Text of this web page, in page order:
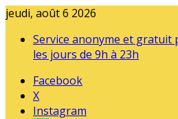
jeudi, août 6 2026
Service anonyme et gratuit
les jours de 9h à 23h
Facebook
X
Instagram